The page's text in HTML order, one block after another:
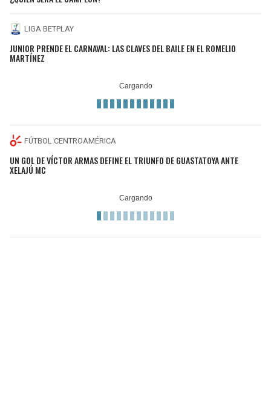
LIGA BETPLAY
JUNIOR PRENDE EL CARNAVAL: LAS CLAVES DEL BAILE EN EL ROMELIO
MARTÍNEZ
FÚTBOL CENTROAMÉRICA
UN GOL DE VÍCTOR ARMAS DEFINE EL TRIUNFO DE GUASTATOYA ANTE
XELAJÚ MC